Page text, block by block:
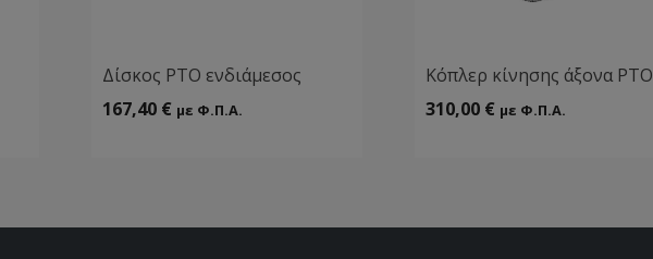
Δίσκος ΡΤΟ ενδιάμεσος
167,40 € με Φ.Π.Α.
Κόπλερ κίνησης άξονα ΡΤΟ
310,00 € με Φ.Π.Α.